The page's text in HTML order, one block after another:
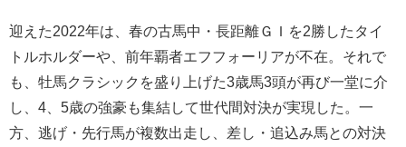
迎えた2022年は、春の古馬中・長距離ＧＩを2勝したタイ
トルホルダーや、前年覇者エフフォーリアが不在。それで
も、牡馬クラシックを盛り上げた3歳馬3頭が再び一堂に介
し、4、5歳の強豪も集結して世代間対決が実現した。一
方、逃げ・先行馬が複数出走し、差し・追込み馬との対決